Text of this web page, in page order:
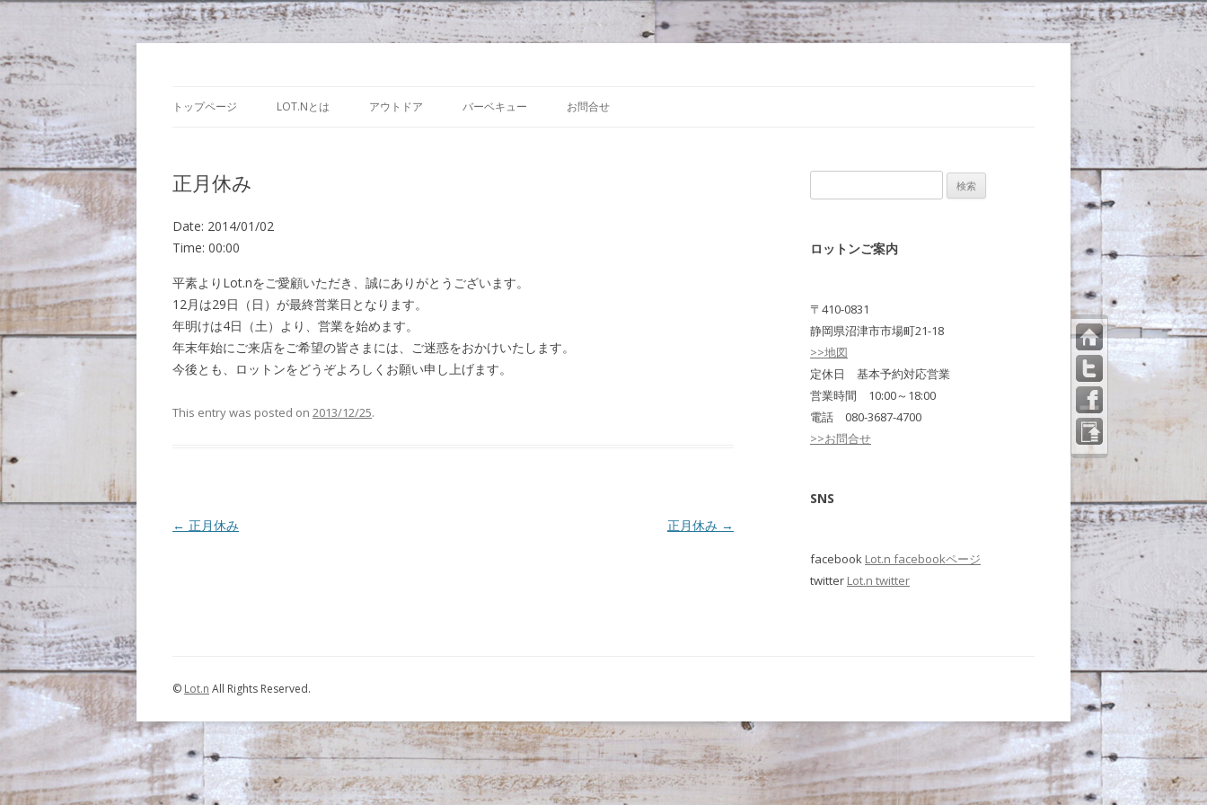
トップページ LOT.Nとは アウトドア バーベキュー お問合せ
正月休み
Date: 2014/01/02
Time: 00:00
平素よりLot.nをご愛顧いただき、誠にありがとうございます。
12月は29日（日）が最終営業日となります。
年明けは4日（土）より、営業を始めます。
年末年始にご来店をご希望の皆さまには、ご迷惑をおかけいたします。
今後とも、ロットンをどうぞよろしくお願い申し上げます。
This entry was posted on 2013/12/25.
Post navigation
← 正月休み 正月休み →
索:
ロットンご案内
〒410-0831
静岡県沼津市市場町21-18
>>地図
定休日 基本予約対応営業
営業時間 10:00～18:00
電話 080-3687-4700
>>お問合せ
SNS
facebook Lot.n facebookページ
twitter Lot.n twitter
© Lot.n All Rights Reserved.
トッ
プペ
ージ
ペー
ジの
先頭
へ